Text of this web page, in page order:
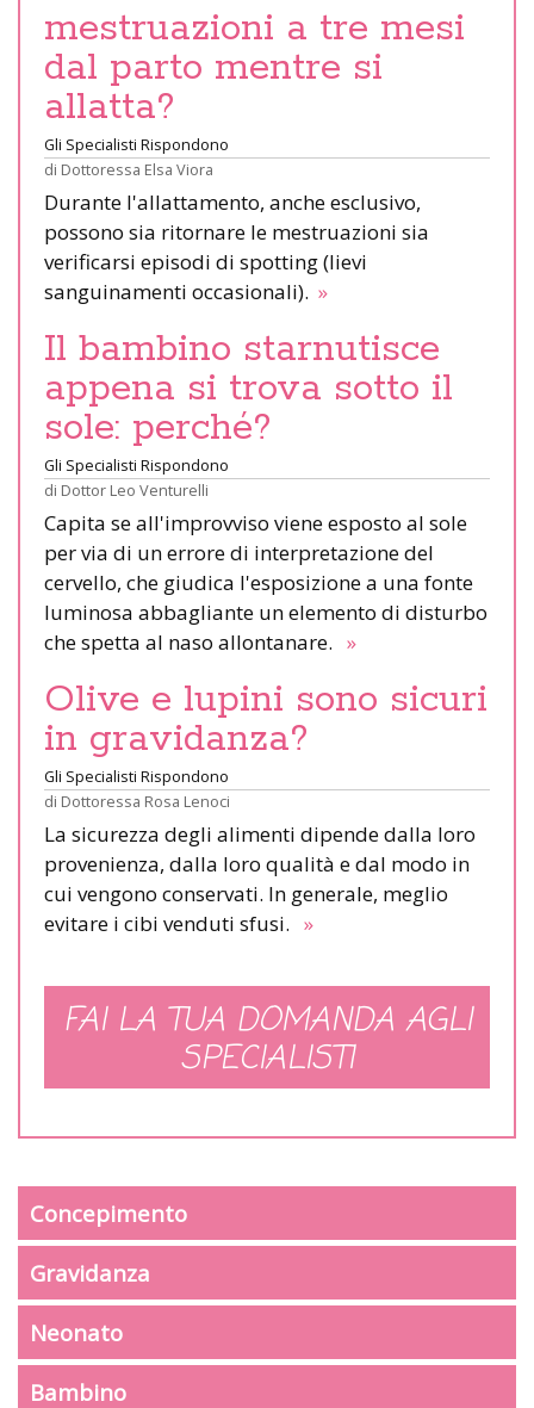
mestruazioni a tre mesi
dal parto mentre si
allatta?
Gli Specialisti Rispondono
di Dottoressa Elsa Viora
Durante l'allattamento, anche esclusivo,
possono sia ritornare le mestruazioni sia
verificarsi episodi di spotting (lievi
sanguinamenti occasionali). »
Il bambino starnutisce
appena si trova sotto il
sole: perché?
Gli Specialisti Rispondono
di Dottor Leo Venturelli
Capita se all'improvviso viene esposto al sole
per via di un errore di interpretazione del
cervello, che giudica l'esposizione a una fonte
luminosa abbagliante un elemento di disturbo
che spetta al naso allontanare. »
Olive e lupini sono sicuri
in gravidanza?
Gli Specialisti Rispondono
di Dottoressa Rosa Lenoci
La sicurezza degli alimenti dipende dalla loro
provenienza, dalla loro qualità e dal modo in
cui vengono conservati. In generale, meglio
evitare i cibi venduti sfusi. »
FAI LA TUA DOMANDA AGLI
SPECIALISTI
Concepimento
Gravidanza
Neonato
Bambino